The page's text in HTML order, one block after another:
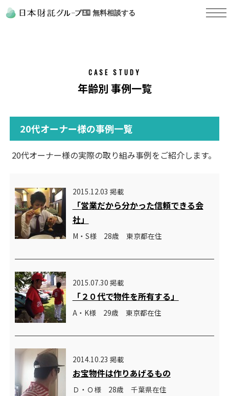
無料相談する
CASE STUDY
年齢別 事例一覧
20代オーナー様の事例一覧
20代オーナー様の実際の取り組み事例をご紹介します。
2015.12.03 掲載
「営業だから分かった信頼できる会
社」
M・S様 28歳 東京都在住
2015.07.30 掲載
「２０代で物件を所有する」
A・K様 29歳 東京都在住
2014.10.23 掲載
お宝物件は作りあげるもの
Ｄ・Ｏ様 28歳 千葉県在住